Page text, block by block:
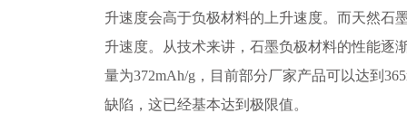
升速度会高于负极材料的上升速度。而天然石
升速度。从技术来讲，石墨负极材料的性能逐
量为372mAh/g，目前部分厂家产品可以达到
缺陷，这已经基本达到极限值。